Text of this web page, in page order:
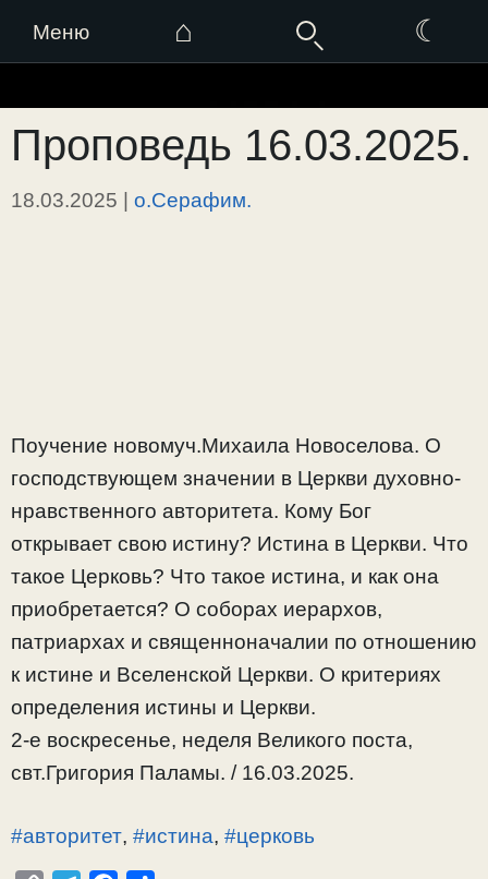
Меню ⌂ ☾
к
содержимому
Проповедь 16.03.2025.
18.03.2025 | о.Серафим.
Поучение новомуч.Михаила Новоселова. О
господствующем значении в Церкви духовно-
нравственного авторитета. Кому Бог
открывает свою истину? Истина в Церкви. Что
такое Церковь? Что такое истина, и как она
приобретается? О соборах иерархов,
патриархах и священноначалии по отношению
к истине и Вселенской Церкви. О критериях
определения истины и Церкви.
2-е воскресенье, неделя Великого поста,
свт.Григория Паламы. / 16.03.2025.
#авторитет, #истина, #церковь